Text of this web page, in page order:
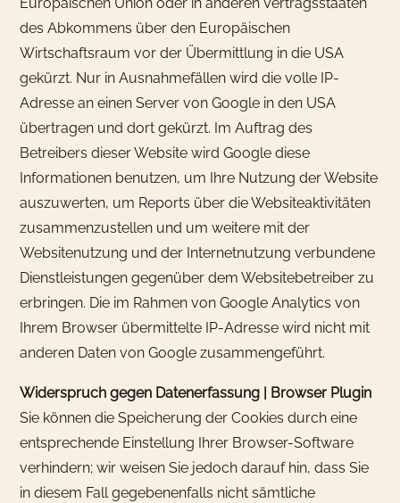
des Abkommens über den Europäischen
Wirtschaftsraum vor der Übermittlung in die USA
gekürzt. Nur in Ausnahmefällen wird die volle IP-
Adresse an einen Server von Google in den USA
übertragen und dort gekürzt. Im Auftrag des
Betreibers dieser Website wird Google diese
Informationen benutzen, um Ihre Nutzung der Website
auszuwerten, um Reports über die Websiteaktivitäten
zusammenzustellen und um weitere mit der
Websitenutzung und der Internetnutzung verbundene
Dienstleistungen gegenüber dem Websitebetreiber zu
erbringen. Die im Rahmen von Google Analytics von
Ihrem Browser übermittelte IP-Adresse wird nicht mit
anderen Daten von Google zusammengeführt.
Widerspruch gegen Datenerfassung | Browser Plugin
Sie können die Speicherung der Cookies durch eine
entsprechende Einstellung Ihrer Browser-Software
verhindern; wir weisen Sie jedoch darauf hin, dass Sie
in diesem Fall gegebenenfalls nicht sämtliche